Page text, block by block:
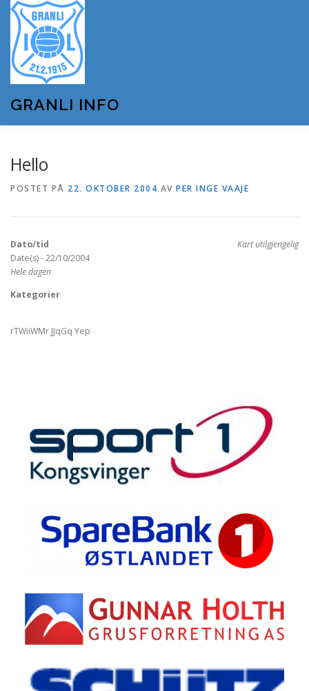
innhold
GRANLI INFO
OM GRANLI INFO
Hello
POSTET PÅ 22. OKTOBER 2004 AV PER INGE VAAJE
Kart utilgjengelig
Dato/tid
Date(s) - 22/10/2004
Hele dagen
Kategorier
rTWiiWMr JJqGq Yep